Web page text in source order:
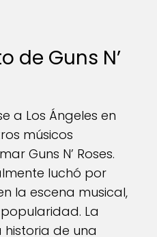
de Guns N’
a Los Ángeles en
músicos
Guns N’ Roses.
luchó por
la escena musical,
La
de una